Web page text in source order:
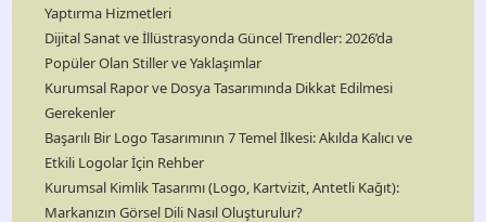
Yaptırma Hizmetleri
Dijital Sanat ve İllüstrasyonda Güncel Trendler: 2026’da
Popüler Olan Stiller ve Yaklaşımlar
Kurumsal Rapor ve Dosya Tasarımında Dikkat Edilmesi
Gerekenler
Başarılı Bir Logo Tasarımının 7 Temel İlkesi: Akılda Kalıcı ve
Etkili Logolar İçin Rehber
Kurumsal Kimlik Tasarımı (Logo, Kartvizit, Antetli Kağıt):
Markanızın Görsel Dili Nasıl Oluşturulur?